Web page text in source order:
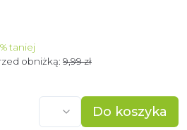
%taniej
obniżką: 9,99 zł
Do koszyka